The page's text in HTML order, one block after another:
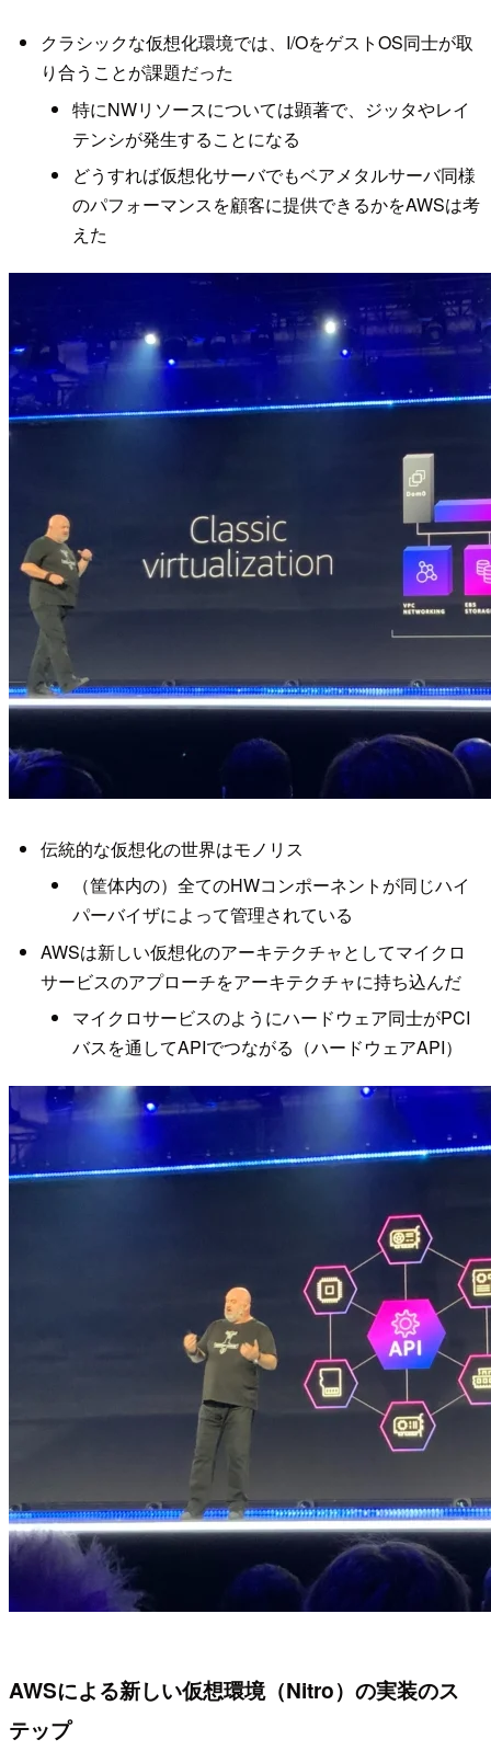
クラシックな仮想化環境では、I/OをゲストOS同士が取
り合うことが課題だった
特にNWリソースについては顕著で、ジッタやレイ
テンシが発生することになる
どうすれば仮想化サーバでもベアメタルサーバ同様
のパフォーマンスを顧客に提供できるかをAWSは考
えた
伝統的な仮想化の世界はモノリス
（筐体内の）全てのHWコンポーネントが同じハイ
パーバイザによって管理されている
AWSは新しい仮想化のアーキテクチャとしてマイクロ
サービスのアプローチをアーキテクチャに持ち込んだ
マイクロサービスのようにハードウェア同士がPCI
バスを通してAPIでつながる（ハードウェアAPI）
AWSによる新しい仮想環境（Nitro）の実装のス
テップ